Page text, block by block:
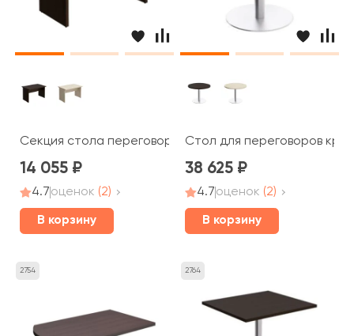
Секция стола переговоров 120x80x75 Born
14 055
4.7оценок (2)
В корзину
Стол для переговоров
38 625
4.7оценок (2)
В корзину
2754 2764